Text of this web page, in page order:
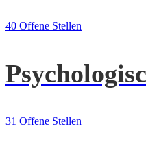
40 Offene Stellen
31 Offene Stellen